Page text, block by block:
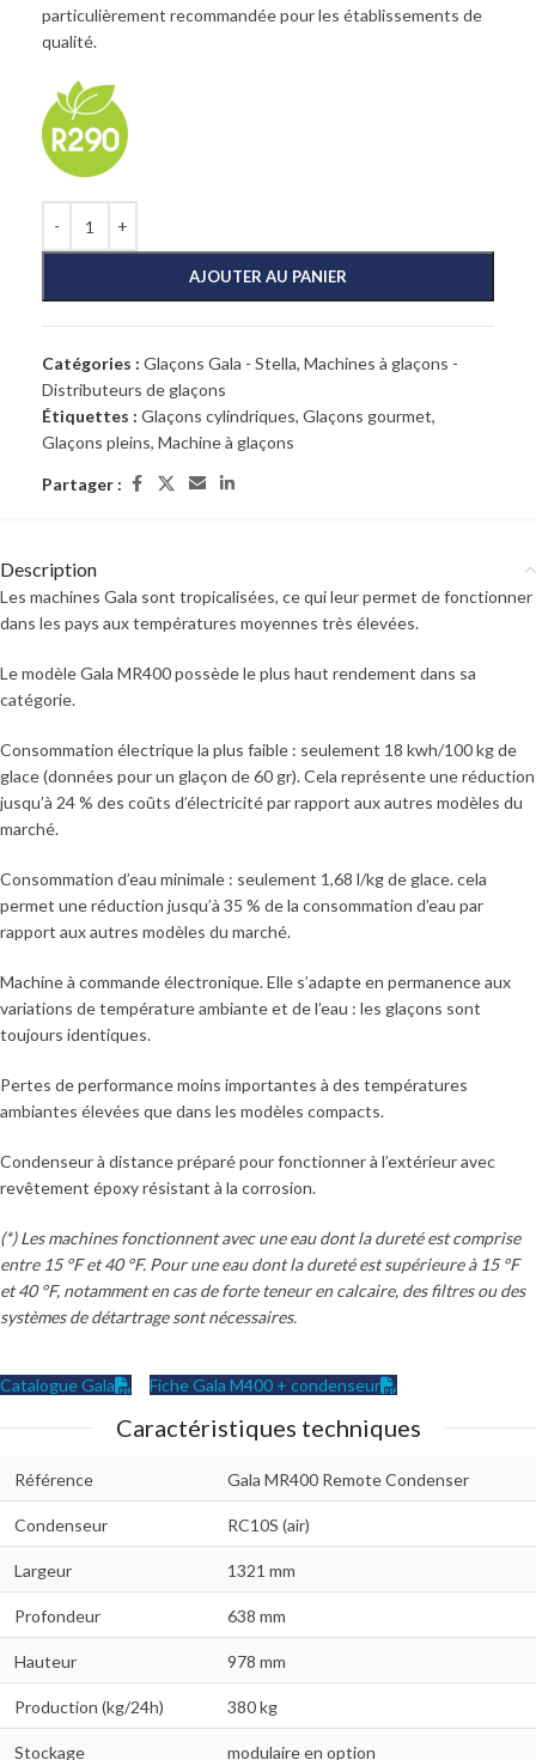
particulièrement recommandée pour les établissements de
qualité.
AJOUTER AU PANIER
Catégories : Glaçons Gala - Stella, Machines à glaçons -
Distributeurs de glaçons
Étiquettes : Glaçons cylindriques, Glaçons gourmet,
Glaçons pleins, Machine à glaçons
Partager :
Description
Les machines Gala sont tropicalisées, ce qui leur permet de fonctionner
dans les pays aux températures moyennes très élevées.
Le modèle Gala MR400 possède le plus haut rendement dans sa
catégorie.
Consommation électrique la plus faible : seulement 18 kwh/100 kg de
glace (données pour un glaçon de 60 gr). Cela représente une réduction
jusqu’à 24 % des coûts d’électricité par rapport aux autres modèles du
marché.
Consommation d’eau minimale : seulement 1,68 l/kg de glace. cela
permet une réduction jusqu’à 35 % de la consommation d’eau par
rapport aux autres modèles du marché.
Machine à commande électronique. Elle s’adapte en permanence aux
variations de température ambiante et de l’eau : les glaçons sont
toujours identiques.
Pertes de performance moins importantes à des températures
ambiantes élevées que dans les modèles compacts.
Condenseur à distance préparé pour fonctionner à l’extérieur avec
revêtement époxy résistant à la corrosion.
(*) Les machines fonctionnent avec une eau dont la dureté est comprise
entre 15 °F et 40 °F. Pour une eau dont la dureté est supérieure à 15 °F
et 40 °F, notamment en cas de forte teneur en calcaire, des filtres ou des
systèmes de détartrage sont nécessaires.
Catalogue Gala Fiche Gala M400 + condenseur
Caractéristiques techniques
Référence Gala MR400 Remote Condenser
Condenseur RC10S (air)
Largeur 1321 mm
Profondeur 638 mm
Hauteur 978 mm
Production (kg/24h) 380 kg
Stockage modulaire en option